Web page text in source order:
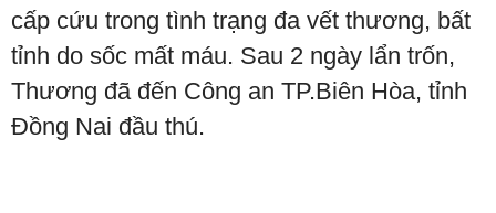
cấp cứu trong tình trạng đa vết thương, bất
tỉnh do sốc mất máu. Sau 2 ngày lẩn trốn,
Thương đã đến Công an TP.Biên Hòa, tỉnh
Đồng Nai đầu thú.